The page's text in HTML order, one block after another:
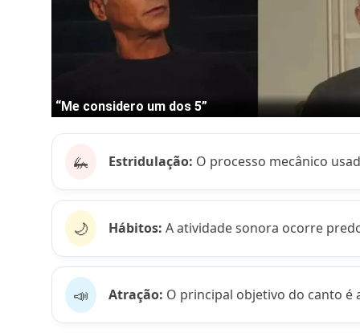
🦗 Estridulação: O processo mecânico
🌙 Hábitos: A atividade sonora ocorre
📣 Atração: O principal objetivo do canto